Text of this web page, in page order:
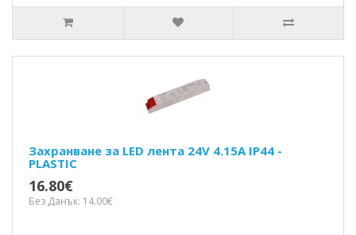
Захранване за LED лента 24V 4.15A IP44 -
PLASTIC
16.80€
Без Данък: 14.00€